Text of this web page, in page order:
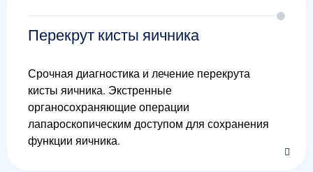
Перекрут кисты яичника
Срочная диагностика и лечение перекрута
кисты яичника. Экстренные
органосохраняющие операции
лапароскопическим доступом для сохранения
функции яичника.